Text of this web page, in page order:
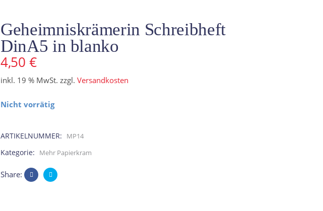
Geheimniskrämerin Schreibheft
DinA5 in blanko
4,50 €
inkl. 19 % MwSt. zzgl. Versandkosten
Nicht vorrätig
ARTIKELNUMMER: MP14
Kategorie: Mehr Papierkram
Share: